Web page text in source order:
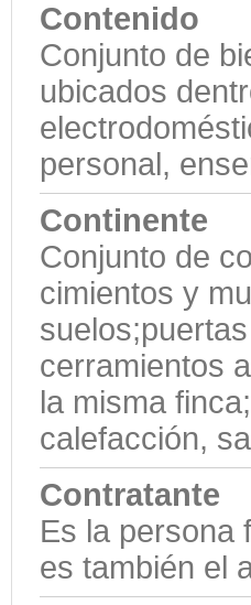
Contenido
Conjunto de
ubicados
personal,
Continente
Conjunto de
cimientos y
cerramientos
la misma
calefacción,
Contratante
Es la persona
es también el